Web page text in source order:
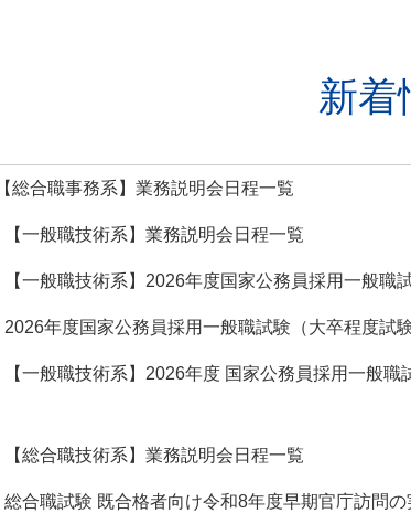
新着
合職事務系】業務説明会日程一覧
一般職技術系】業務説明会日程一覧
一般職技術系】2026年度国家公務員採用一般職
年度国家公務員採用一般職試験（大卒程度試
一般職技術系】2026年度 国家公務員採用一般職
総合職技術系】業務説明会日程一覧
合職試験 既合格者向け令和8年度早期官庁訪問の